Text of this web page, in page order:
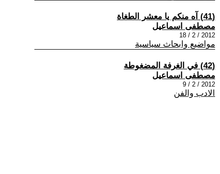
(41) آه منكم يا معشر الطغاة
مصطفى اسماعيل
2012 / 2 / 18
مواضيع وابحاث سياسية
(42) في الغرفة المضغوطة
مصطفى اسماعيل
2012 / 2 / 9
الادب والفن